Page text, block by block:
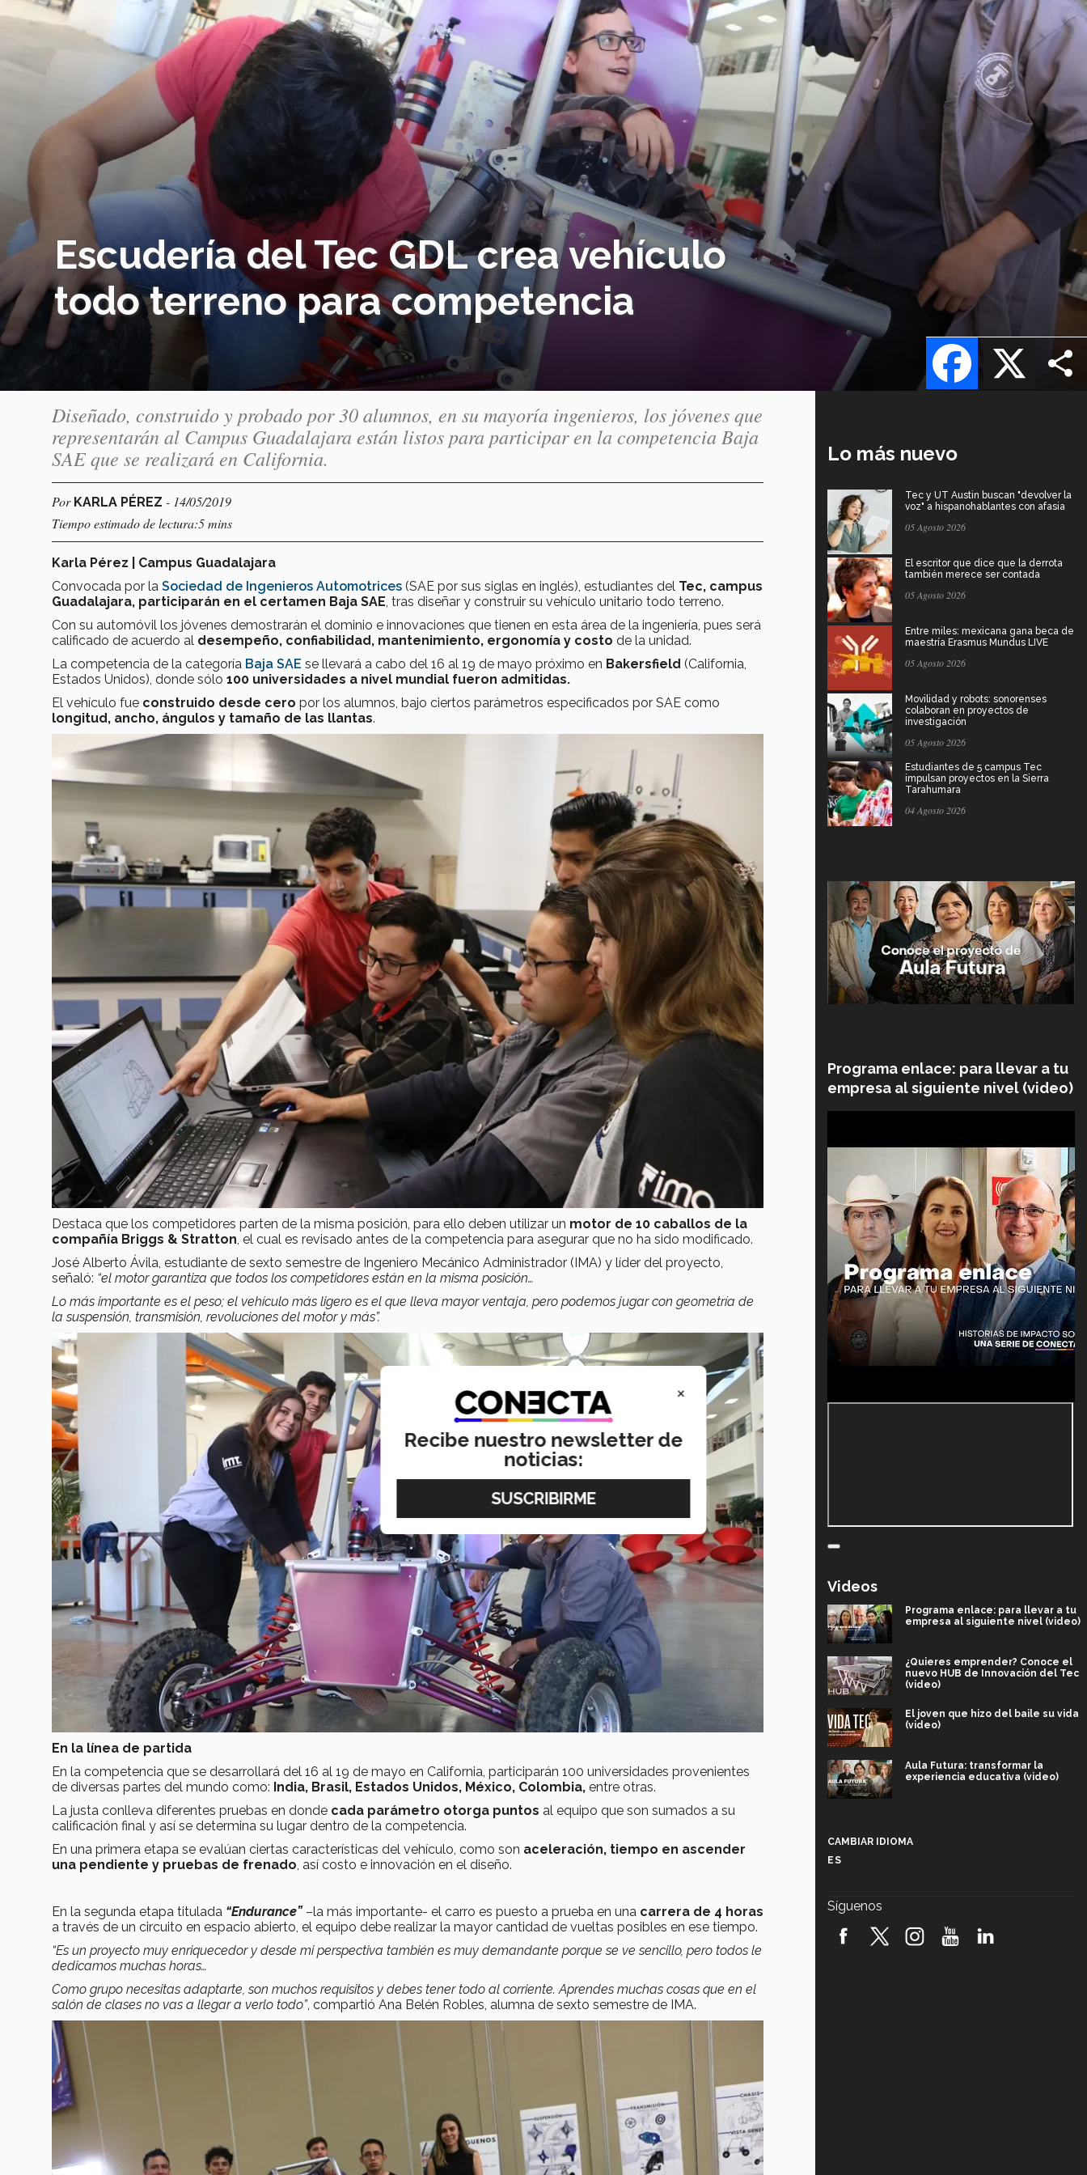
Escudería del Tec GDL crea vehículo
todo terreno para competencia
X
Facebook
Diseñado, construido y probado por 30 alumnos, en su mayoría ingenieros, los jóvenes que
representarán al Campus Guadalajara están listos para participar en la competencia Baja
SAE que se realizará en California.
Por KARLA PÉREZ - 14/05/2019
Tiempo estimado de lectura:5 mins
Karla Pérez | Campus Guadalajara
Convocada por la Sociedad de Ingenieros Automotrices (SAE por sus siglas en inglés), estudiantes del Tec, campus
Guadalajara, participarán en el certamen Baja SAE , tras diseñar y construir su vehículo unitario todo terreno.
Con su automóvil los jóvenes demostrarán el dominio e innovaciones que tienen en esta área de la ingeniería, pues será
calificado de acuerdo al desempeño, confiabilidad, mantenimiento, ergonomía y costo de la unidad.
La competencia de la categoría Baja SAE se llevará a cabo del 16 al 19 de mayo próximo en Bakersfield (California,
Estados Unidos), donde sólo 100 universidades a nivel mundial fueron admitidas.
El vehículo fue construido desde cero por los alumnos, bajo ciertos parámetros especificados por SAE como
longitud, ancho, ángulos y tamaño de las llantas.
Destaca que los competidores parten de la misma posición, para ello deben utilizar un motor de 10 caballos de la
compañía Briggs & Stratton, el cual es revisado antes de la competencia para asegurar que no ha sido modificado.
José Alberto Ávila, estudiante de sexto semestre de Ingeniero Mecánico Administrador (IMA) y líder del proyecto,
señaló: “el motor garantiza que todos los competidores están en la misma posición…
Lo más importante es el peso; el vehículo más ligero es el que lleva mayor ventaja, pero podemos jugar con geometría de
la suspensión, transmisión, revoluciones del motor y más”.
En la línea de partida
En la competencia que se desarrollará del 16 al 19 de mayo en California, participarán 100 universidades provenientes
de diversas partes del mundo como: India, Brasil, Estados Unidos, México, Colombia, entre otras.
La justa conlleva diferentes pruebas en donde cada parámetro otorga puntos al equipo que son sumados a su
calificación final y así se determina su lugar dentro de la competencia.
En una primera etapa se evalúan ciertas características del vehículo, como son aceleración, tiempo en ascender
una pendiente y pruebas de frenado, así costo e innovación en el diseño.
En la segunda etapa titulada “Endurance”–la más importante- el carro es puesto a prueba en una carrera de 4 horas
a través de un circuito en espacio abierto, el equipo debe realizar la mayor cantidad de vueltas posibles en ese tiempo.
“Es un proyecto muy enriquecedor y desde mi perspectiva también es muy demandante porque se ve sencillo, pero todos le
dedicamos muchas horas…
Como grupo necesitas adaptarte, son muchos requisitos y debes tener todo al corriente. Aprendes muchas cosas que en el
salón de clases no vas a llegar a verlo todo”, compartió Ana Belén Robles, alumna de sexto semestre de IMA.
Lo más nuevo
Tec y UT Austin buscan "devolver la
voz" a hispanohablantes con afasia
05 Agosto 2026
El escritor que dice que la derrota
también merece ser contada
05 Agosto 2026
Entre miles: mexicana gana beca de
maestría Erasmus Mundus LIVE
05 Agosto 2026
Movilidad y robots: sonorenses
colaboran en proyectos de
investigación
05 Agosto 2026
Estudiantes de 5 campus Tec
impulsan proyectos en la Sierra
Tarahumara
04 Agosto 2026
Programa enlace: para llevar a tu
empresa al siguiente nivel (video)
Videos
Programa enlace: para llevar a tu
empresa al siguiente nivel (video)
¿Quieres emprender? Conoce el
nuevo HUB de Innovación del Tec
(video)
El joven que hizo del baile su vida
(video)
Aula Futura: transformar la
experiencia educativa (video)
robótica FIRST 2026! (video)
CAMBIAR IDIOMA
ES
Síguenos
×
Recibe nuestro newsletter de
noticias: